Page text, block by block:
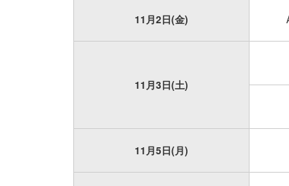
11月2日(金)
11月3日(土)
11月5日(月)